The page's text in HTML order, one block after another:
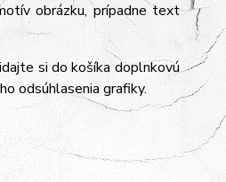
obrázku, prípadne text
si do košíka doplnkovú
odsúhlasenia grafiky.